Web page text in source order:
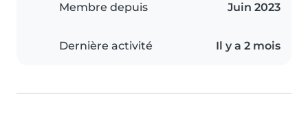
Membre depuis Juin 2023
Dernière activité Il y a 2 mois